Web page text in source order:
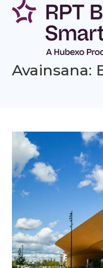
Siirry
sisältöön
Avainsana: